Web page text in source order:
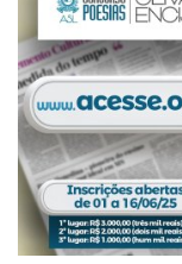
Anuncie
Cinema
Agenda Cultural